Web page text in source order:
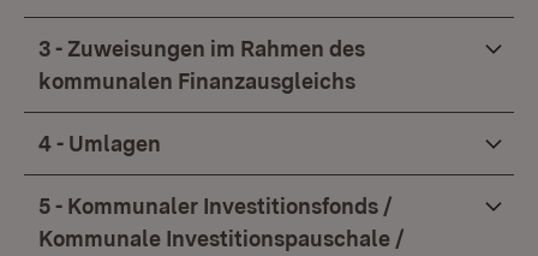
3 - Zuweisungen im Rahmen des
kommunalen Finanzausgleichs
4 - Umlagen
5 - Kommunaler Investitionsfonds /
Kommunale Investitionspauschale /